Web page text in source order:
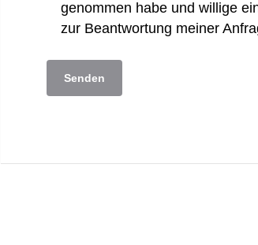
genommen habe und willige
zur Beantwortung meiner